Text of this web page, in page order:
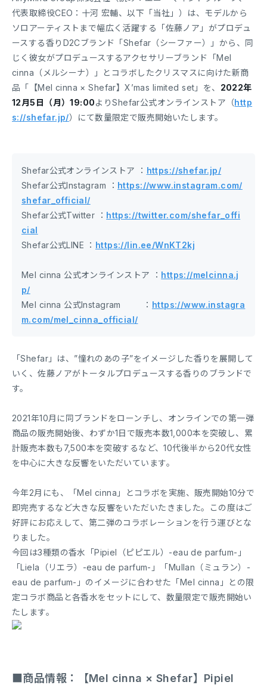
代表取締役CEO：十河 宏輔、以下「当社」）は、モデルから
ソロアーティストまで幅広く活躍する「佐藤ノア」がプロデュ
ースする香りD2Cブランド「Shefar（シーファー）」から、同
じく彼女がプロデュースするアクセサリーブランド「Mel
cinna（メルシーナ）」とコラボしたクリスマスに向けた新商
品「【Mel cinna × Shefar】X’mas limited set」を、 2022年
12月5日（月）19:00よりShefar公式オンラインストア（http
s://shefar.jp/）にて数量限定で販売開始いたします。
Shefar公式オンラインストア ： https://shefar.jp/
Shefar公式Instagram ： https://www.instagram.com/
shefar_official/
Shefar公式Twitter ： https://twitter.com/shefar_offi
cial
Shefar公式LINE ： https://lin.ee/WnKT2kj
Mel cinna 公式オンラインストア ： https://melcinna.j
p/
Mel cinna 公式Instagram ： https://www.instagra
m.com/mel_cinna_official/
「Shefar」は、”憧れのあの子”をイメージした香りを展開して
いく、佐藤ノアがトータルプロデュースする香りのブランドで
す。
2021年10月に同ブランドをローンチし、オンラインでの第一弾
商品の販売開始後、わずか1日で販売本数1,000本を突破し、累
計販売本数も7,500本を突破するなど、10代後半から20代女性
を中心に大きな反響をいただいています。
今年2月にも、「Mel cinna」とコラボを実施、販売開始10分で
即完売するなど大きな反響をいただいたきました。この度はご
好評にお応えして、第二弾のコラボレーションを行う運びとな
りました。
今回は3種類の香水「Pipiel（ピピエル）-eau de parfum-」
「Liela（リエラ）-eau de parfum-」「Mullan（ミュラン）-
eau de parfum-」のイメージに合わせた「Mel cinna」との限
定コラボ商品と各香水をセットにして、数量限定で販売開始い
たします。
■商品情報：【Mel cinna × Shefar】Pipiel